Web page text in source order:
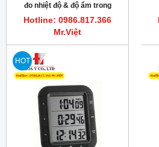
đo nhiệt độ & độ ẩm trong
phòng thí nghiệm
Hotline: 0986.817.366
Mr.Việt
HOT